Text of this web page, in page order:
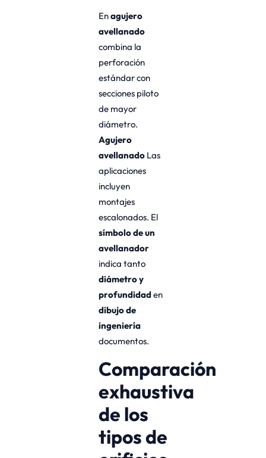
Enagujero
avellanado
combina la
perforación
estándar con
secciones piloto
de mayor
diámetro.
Agujero
avellanado Las
aplicaciones
incluyen
montajes
escalonados. El
símbolo de un
avellanador
indica tanto
diámetro y
profundidaden
dibujo de
ingeniería
documentos.
Comparación
exhaustiva
de los
tipos de